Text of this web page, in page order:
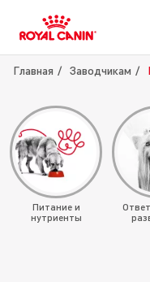
Главная Заводчикам
Питание и
нутриенты